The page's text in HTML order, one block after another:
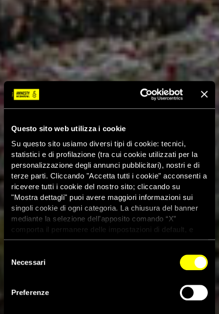
Questo sito web utilizza i cookie
Su questo sito usiamo diversi tipi di cookie: tecnici,
statistici e di profilazione (tra cui cookie utilizzati per la
personalizzazione degli annunci pubblicitari), nostri e di
terze parti. Cliccando "Accetta tutti i cookie" acconsenti a
ricevere tutti i cookie del nostro sito; cliccando su
"Mostra dettagli" puoi avere maggiori informazioni sui
singoli cookie di ogni categoria. La chiusura del banner
mediante la selezione dell'apposito comando “X”
comporta il permanere delle impostazioni di default, e
dunque la continuazione della navigazione con i cookie
dei cookie attivi sul sito clicca
delNecessari
Preferenze